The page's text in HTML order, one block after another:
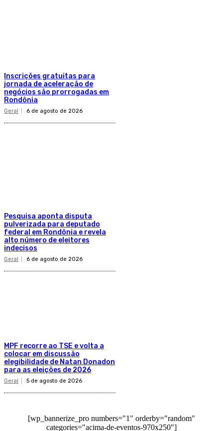
Inscrições gratuitas para
jornada de aceleração de
negócios são prorrogadas em
Rondônia
Geral 6 de agosto de 2026
Pesquisa aponta disputa
pulverizada para deputado
federal em Rondônia e revela
alto número de eleitores
indecisos
Geral 6 de agosto de 2026
MPF recorre ao TSE e volta a
colocar em discussão
elegibilidade de Natan Donadon
para as eleições de 2026
Geral 5 de agosto de 2026
[wp_bannerize_pro numbers="1" orderby="random"
categories="acima-de-eventos-970x250"]